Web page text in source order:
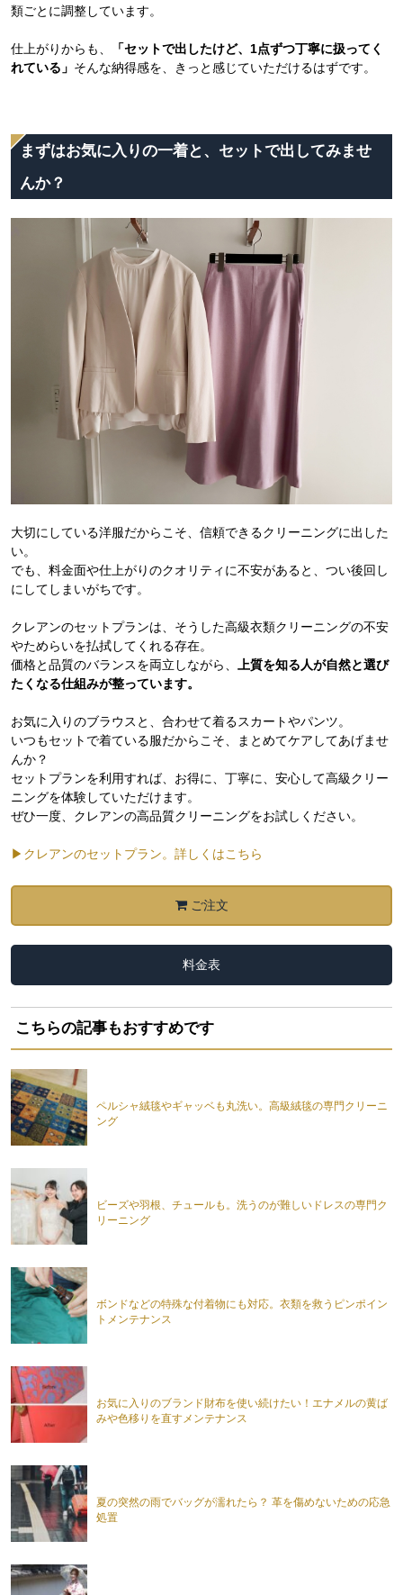
類ごとに調整しています。
仕上がりからも、
「セットで出したけど、1点ずつ丁寧に扱ってく
れている」 そんな納得感を、きっと感じていただけるはずです。
まずはお気に入りの一着と、セットで出してみませ
んか？
大切にしている洋服だからこそ、信頼できるクリーニングに出した
い。
でも、料金面や仕上がりのクオリティに不安があると、つい後回し
にしてしまいがちです。
クレアンのセットプランは、そうした高級衣類クリーニングの不安
やためらいを払拭してくれる存在。
価格と品質のバランスを両立しながら、
上質を知る人が自然と選び
たくなる仕組みが整っています。
お気に入りのブラウスと、合わせて着るスカートやパンツ。
いつもセットで着ている服だからこそ、まとめてケアしてあげませ
んか？
セットプランを利用すれば、お得に、丁寧に、安心して高級クリー
ニングを体験していただけます。
ぜひ一度、クレアンの高品質クリーニングをお試しください。
▶クレアンのセットプラン。詳しくはこちら
ご注文
料金表
こちらの記事もおすすめです
ペルシャ絨毯やギャッベも丸洗い。高級絨毯の専門クリーニ
ング
ビーズや羽根、チュールも。洗うのが難しいドレスの専門ク
リーニング
ボンドなどの特殊な付着物にも対応。衣類を救うピンポイン
トメンテナンス
お気に入りのブランド財布を使い続けたい！エナメルの黄ば
みや色移りを直すメンテナンス
夏の突然の雨でバッグが濡れたら？ 革を傷めないための応急
処置